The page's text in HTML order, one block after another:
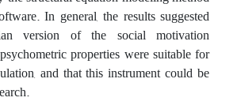
In general, the results suggested
version of the social motivation
properties were suitable for
and that this instrument could be